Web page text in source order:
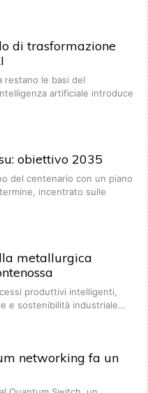
di trasformazione
restano le basi del
artificiale introduce
obiettivo 2035
del centenario con un piano
incentrato sulle
metallurgica
produttivi intelligenti,
e sostenibilità industriale…
networking fa un